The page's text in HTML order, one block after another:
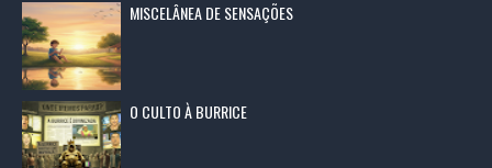
MISCELÂNEA DE SENSAÇÕES
O CULTO À BURRICE